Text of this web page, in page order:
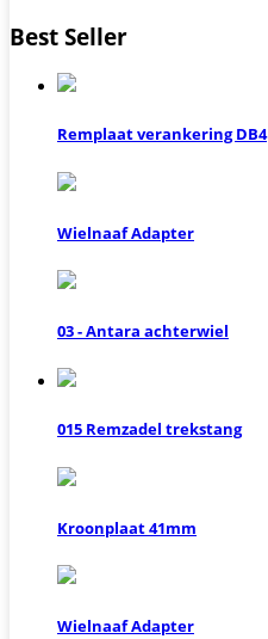
Best Seller
Remplaat verankering DB4
Wielnaaf Adapter
03 - Antara achterwiel
015 Remzadel trekstang
Kroonplaat 41mm
Wielnaaf Adapter